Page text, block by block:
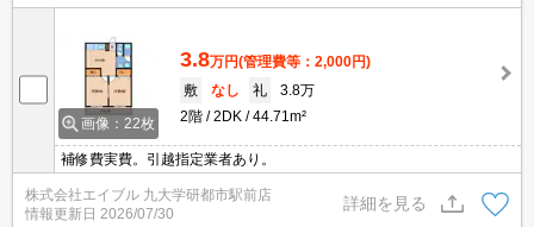
画像：22枚
3.8万円(管理費等：2,000円)
敷
なし 礼
3.8万
2階
2DK 44.71m²
補修費実費。引越指定業者あり。
株式会社エイブル 九大学研都市駅前店
情報更新日 2026/07/30
詳細を見る